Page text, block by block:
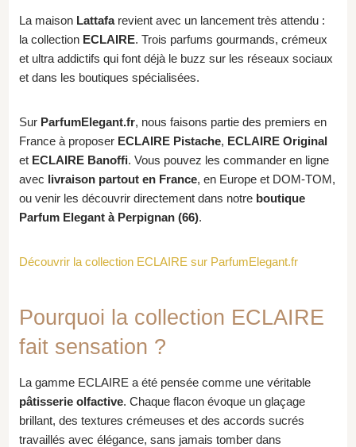
La maison Lattafarevient avec un lancement très attendu :
la collection ECLAIRE. Trois parfums gourmands, crémeux
et ultra addictifs qui font déjà le buzz sur les réseaux sociaux
et dans les boutiques spécialisées.
Sur ParfumElegant.fr, nous faisons partie des premiers en
France à proposer ECLAIRE Pistache, ECLAIRE Original
et ECLAIRE Banoffi. Vous pouvez les commander en ligne
avec livraison partout en France, en Europe et DOM-TOM,
ou venir les découvrir directement dans notre boutique
Parfum Elegant à Perpignan (66).
Découvrir la collection ECLAIRE sur ParfumElegant.fr
Pourquoi la collection ECLAIRE
fait sensation ?
La gamme ECLAIRE a été pensée comme une véritable
pâtisserie olfactive. Chaque flacon évoque un glaçage
brillant, des textures crémeuses et des accords sucrés
travaillés avec élégance, sans jamais tomber dans